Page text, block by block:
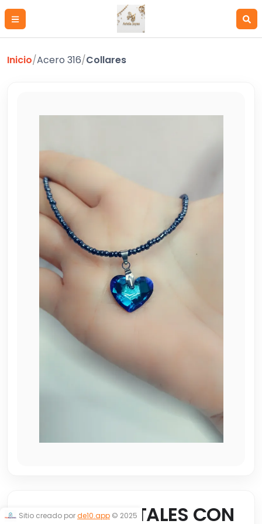
Inicio/Acero 316/Collares
COLLAR CRISTALES CON
Sitio creado porde10.app © 2025